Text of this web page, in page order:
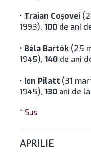
• Traian Coşovei
1993), 100 de ani
• Béla Bartók (25
1945), 140 de ani
• Ion Pilatt (31
1945), 130 ani de
^ Sus
APRILIE